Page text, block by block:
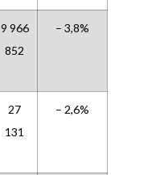
9 966
852
– 3,8%
27
131
– 2,6%